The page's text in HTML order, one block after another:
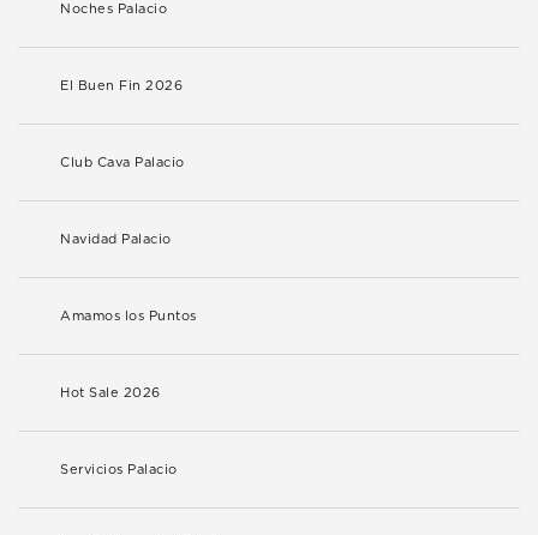
Noches Palacio
El Buen Fin 2026
Club Cava Palacio
Navidad Palacio
Amamos los Puntos
Hot Sale 2026
Servicios Palacio